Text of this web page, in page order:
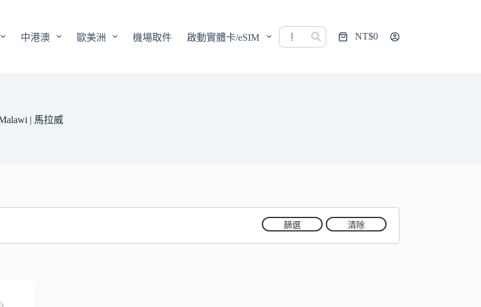
中港澳 歐美洲 機場取件 啟動實體卡/eSIM
購
NT$0
| 馬拉威
篩選 清除